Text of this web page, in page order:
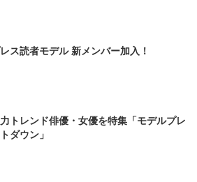
ス読者モデル 新メンバー加入！
トレンド俳優・女優を特集「モデルプレ
ダウン」